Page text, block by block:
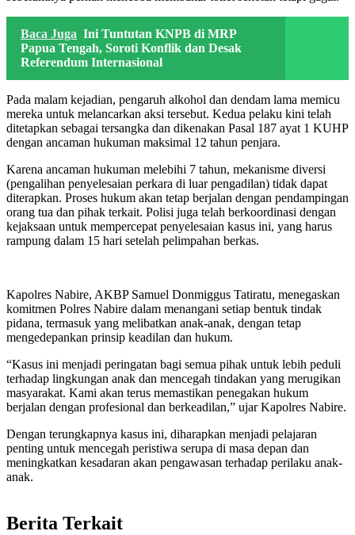
Baca Juga Ini Tuntutan KNPB di MRP
Papua Tengah, Soroti Konflik dan Desak
Referendum Internasional
Pada malam kejadian, pengaruh alkohol dan dendam lama memicu
mereka untuk melancarkan aksi tersebut. Kedua pelaku kini telah
ditetapkan sebagai tersangka dan dikenakan Pasal 187 ayat 1 KUHP
dengan ancaman hukuman maksimal 12 tahun penjara.
Karena ancaman hukuman melebihi 7 tahun, mekanisme diversi
(pengalihan penyelesaian perkara di luar pengadilan) tidak dapat
diterapkan. Proses hukum akan tetap berjalan dengan pendampingan
orang tua dan pihak terkait. Polisi juga telah berkoordinasi dengan
kejaksaan untuk mempercepat penyelesaian kasus ini, yang harus
rampung dalam 15 hari setelah pelimpahan berkas.
Kapolres Nabire, AKBP Samuel Donmiggus Tatiratu, menegaskan
komitmen Polres Nabire dalam menangani setiap bentuk tindak
pidana, termasuk yang melibatkan anak-anak, dengan tetap
mengedepankan prinsip keadilan dan hukum.
“Kasus ini menjadi peringatan bagi semua pihak untuk lebih peduli
terhadap lingkungan anak dan mencegah tindakan yang merugikan
masyarakat. Kami akan terus memastikan penegakan hukum
berjalan dengan profesional dan berkeadilan,” ujar Kapolres Nabire.
Dengan terungkapnya kasus ini, diharapkan menjadi pelajaran
penting untuk mencegah peristiwa serupa di masa depan dan
meningkatkan kesadaran akan pengawasan terhadap perilaku anak-
anak.
Berita Terkait